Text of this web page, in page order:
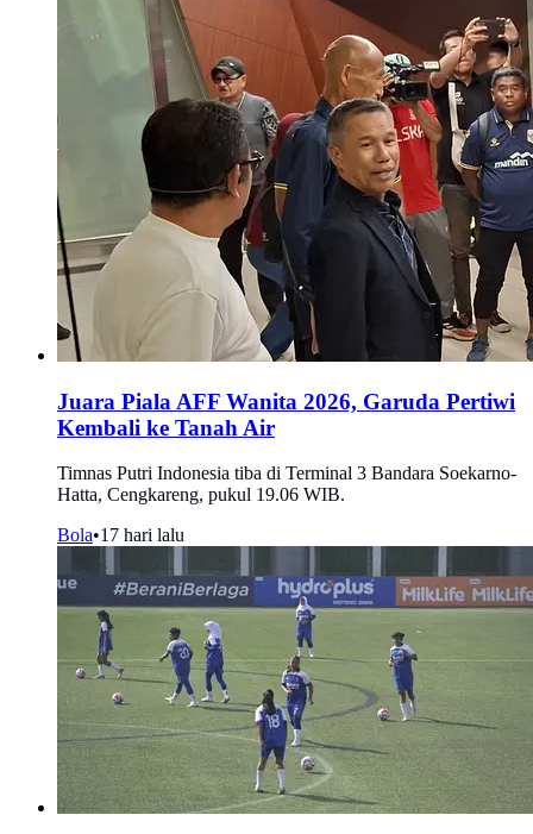
Juara Piala AFF Wanita 2026, Garuda Pertiwi
Kembali ke Tanah Air
Timnas Putri Indonesia tiba di Terminal 3 Bandara Soekarno-
Hatta, Cengkareng, pukul 19.06 WIB.
Bola•17 hari lalu